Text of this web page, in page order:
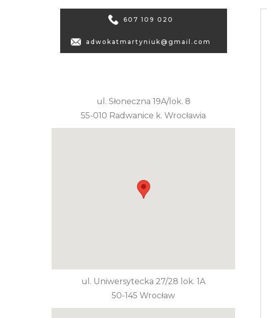
607 109 020
adwokatmartyniuk@gmail.com
ul. Słoneczna 19A/lok. 8
55-010 Radwanice k. Wrocławia
ul. Uniwersytecka 27/28 lok. 1A
50-145 Wrocław